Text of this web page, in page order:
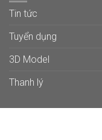
Tin tức
Tuyển dụng
3D Model
Thanh lý